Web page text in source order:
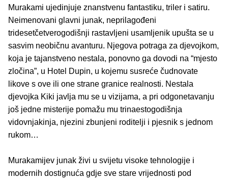
Murakami ujedinjuje znanstvenu fantastiku, triler i satiru.
Neimenovani glavni junak, neprilagođeni
tridesetčetverogodišnji rastavljeni usamljenik upušta se u
sasvim neobičnu avanturu. Njegova potraga za djevojkom,
koja je tajanstveno nestala, ponovno ga dovodi na “mjesto
zločina”, u Hotel Dupin, u kojemu susreće čudnovate
likove s ove ili one strane granice realnosti. Nestala
djevojka Kiki javlja mu se u vizijama, a pri odgonetavanju
još jedne misterije pomažu mu trinaestogodišnja
vidovnjakinja, njezini zbunjeni roditelji i pjesnik s jednom
rukom…
Murakamijev junak živi u svijetu visoke tehnologije i
modernih dostignuća gdje sve stare vrijednosti pod